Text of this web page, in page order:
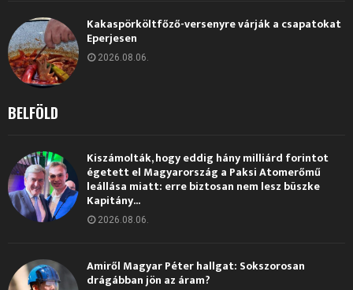
Kakaspörköltfőző-versenyre várják a csapatokat
Eperjesen
2026.08.06.
BELFÖLD
Kiszámolták, hogy eddig hány milliárd forintot
égetett el Magyarország a Paksi Atomerőmű
leállása miatt: erre biztosan nem lesz büszke
Kapitány...
2026.08.06.
Amiről Magyar Péter hallgat: Sokszorosan
drágábban jön az áram?